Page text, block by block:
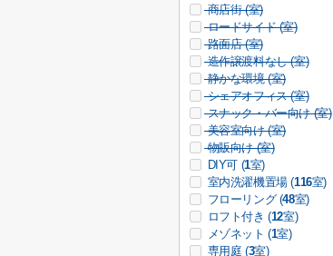
商店街 (室)
ロードサイド (室)
路面店 (室)
造作譲渡料なし (室)
静かな環境 (室)
シェアオフィス (室)
スナック・バー向け (室)
美容室向け (室)
物販向け (室)
DIY可 (1室)
室内洗濯機置場 (116室)
フローリング (48室)
ロフト付き (12室)
メゾネット (1室)
専用庭 (3室)